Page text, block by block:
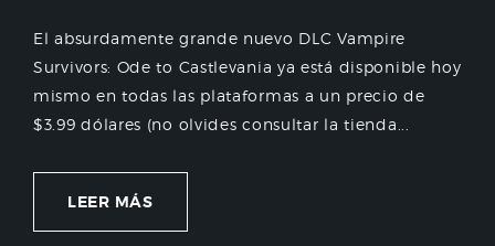
El absurdamente grande nuevo DLC Vampire
Survivors: Ode to Castlevania ya está disponible hoy
mismo en todas las plataformas a un precio de
$3.99 dólares (no olvides consultar la tienda...
LEER MÁS